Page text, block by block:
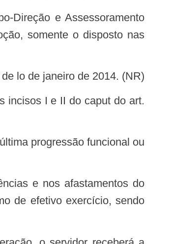
Direção e Assessoramento
somente o disposto nas
lo de janeiro de 2014. (NR)
progressão funcional ou
e nos afastamentos do
de efetivo exercício, sendo